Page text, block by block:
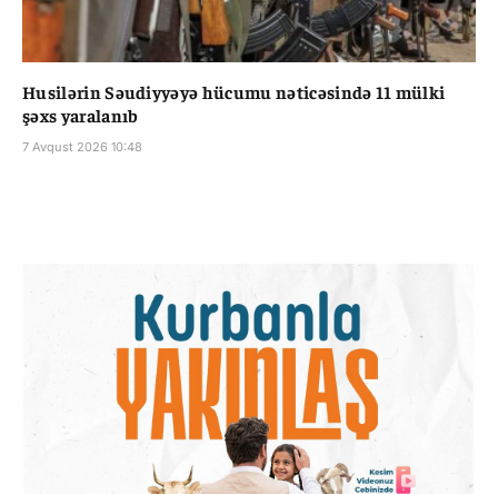
Husilərin Səudiyyəyə hücumu nəticəsində 11 mülki
şəxs yaralanıb
7 Avqust 2026 10:48